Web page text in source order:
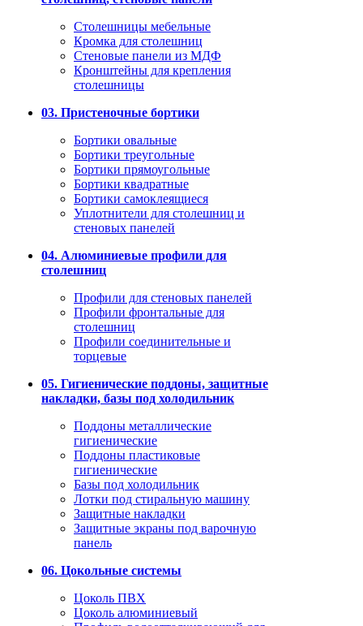
Столешницы мебельные
Кромка для столешниц
Стеновые панели из МДФ
Кронштейны для крепления
столешницы
03. Пристеночные бортики
Бортики овальные
Бортики треугольные
Бортики прямоугольные
Бортики квадратные
Бортики самоклеящиеся
Уплотнители для столешниц и
стеновых панелей
04. Алюминиевые профили для
столешниц
Профили для стеновых панелей
Профили фронтальные для
столешниц
Профили соединительные и
торцевые
05. Гигиенические поддоны, защитные
накладки, базы под холодильник
Поддоны металлические
гигиенические
Поддоны пластиковые
гигиенические
Базы под холодильник
Лотки под стиральную машину
Защитные накладки
Защитные экраны под варочную
панель
06. Цокольные системы
Цоколь ПВХ
Цоколь алюминиевый